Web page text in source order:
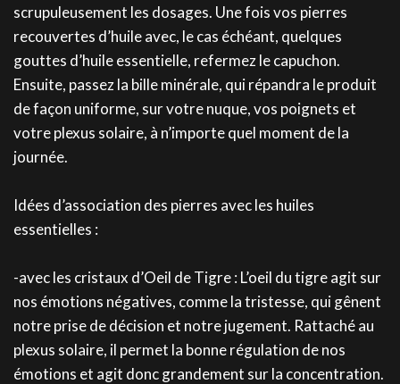
scrupuleusement les dosages. Une fois vos pierres
recouvertes d’huile avec, le cas échéant, quelques
gouttes d’huile essentielle, refermez le capuchon.
Ensuite, passez la bille minérale, qui répandra le produit
de façon uniforme, sur votre nuque, vos poignets et
votre plexus solaire, à n’importe quel moment de la
journée.
Idées d’association des pierres avec les huiles
essentielles :
-avec les cristaux d’Oeil de Tigre : L’oeil du tigre agit sur
nos émotions négatives, comme la tristesse, qui gênent
notre prise de décision et notre jugement. Rattaché au
plexus solaire, il permet la bonne régulation de nos
émotions et agit donc grandement sur la concentration.